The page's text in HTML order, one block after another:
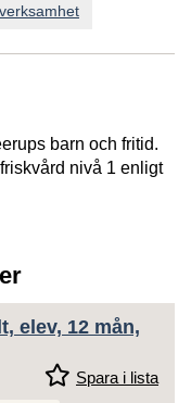
barn och fritid.
nivå 1 enligt
elev, 12 mån,
Spara i lista